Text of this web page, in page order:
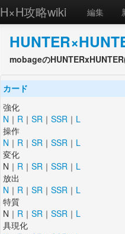
H×H攻略wiki 編集
mobageの
カード
強化
N ｜ R ｜ SR ｜ SSR ｜ L
操作
N ｜ R ｜ SR ｜ SSR ｜ L
変化
N｜ R ｜ SR ｜ SSR ｜ L
放出
N ｜ R ｜ SR ｜ SSR ｜ L
特質
N｜ R ｜ SR ｜ SSR ｜ L
具現化